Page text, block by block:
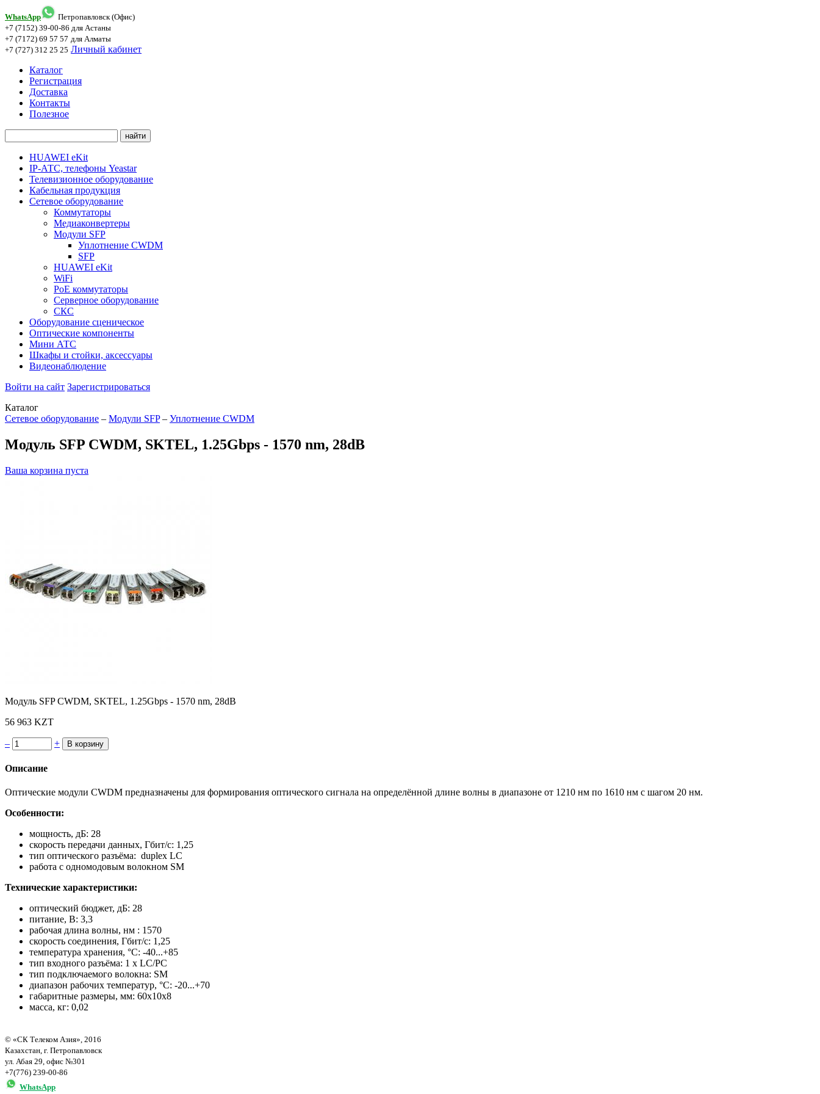
WhatsApp
Петропавловск (Офис)
+7 (7152) 39-00-86 для Астаны
+7 (7172) 69 57 57 для Алматы
+7 (727) 312 25 25 Личный кабинет
Каталог
Регистрация
Доставка
Контакты
Полезное
HUAWEI eKit
IP-АТС, телефоны Yeastar
Телевизионное оборудование
Кабельная продукция
Сетевое оборудование
Коммутаторы
Медиаконвертеры
Модули SFP
Уплотнение CWDM
SFP
HUAWEI eKit
WiFi
PoE коммутаторы
Серверное оборудование
СКС
Оборудование сценическое
Оптические компоненты
Мини АТС
Шкафы и стойки, аксессуары
Видеонаблюдение
Войти на сайт Зарегистрироваться
Каталог
Сетевое оборудование – Модули SFP– Уплотнение CWDM
Модуль SFP CWDM, SKTEL, 1.25Gbps - 1570 nm, 28dB
Ваша корзина пуста
Модуль SFP CWDM, SKTEL, 1.25Gbps - 1570 nm, 28dB
56 963 KZT
– +
Описание
Оптические модули CWDM предназначены для формирования оптического сигнала на определённой длине волны в диапазоне от 1210 нм по 1610 нм с шагом 20 нм.
Особенности:
мощность, дБ: 28
скорость передачи данных, Гбит/с: 1,25
тип оптического разъёма: duplex LC
работа с одномодовым волокном SM
Технические характеристики:
оптический бюджет, дБ: 28
питание, В: 3,3
рабочая длина волны, нм : 1570
скорость соединения, Гбит/с: 1,25
температура хранения, °С: -40...+85
тип входного разъёма: 1 x LC/PC
тип подключаемого волокна: SM
диапазон рабочих температур, °С: -20...+70
габаритные размеры, мм: 60x10x8
масса, кг: 0,02
© «СК Телеком Азия», 2016
Казахстан, г. Петропавловск
ул. Абая 29, офис №301
+7(776) 239-00-86
WhatsApp